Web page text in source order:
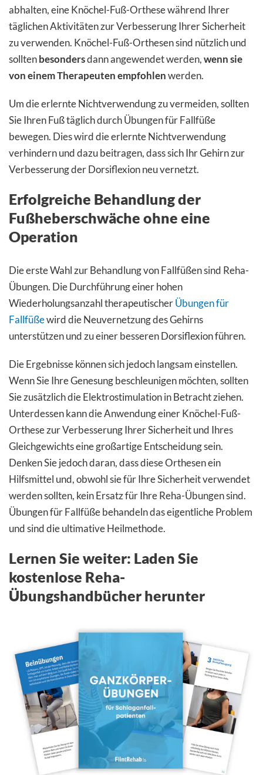
abhalten, eine Knöchel-Fuß-Orthese während Ihrer
täglichen Aktivitäten zur Verbesserung Ihrer Sicherheit
zu verwenden. Knöchel-Fuß-Orthesen sind nützlich und
solltenbesondersdann angewendet werden,wenn sie
von einem Therapeuten empfohlenwerden.
Um die erlernte Nichtverwendung zu vermeiden, sollten
Sie Ihren Fuß täglich durch Übungen für Fallfüße
bewegen. Dies wird die erlernte Nichtverwendung
verhindern und dazu beitragen, dass sich Ihr Gehirn zur
Verbesserung der Dorsiflexion neu vernetzt.
Erfolgreiche Behandlung der
Fußheberschwäche ohne eine
Operation
Die erste Wahl zur Behandlung von Fallfüßen sind Reha-
Übungen. Die Durchführung einer hohen
Wiederholungsanzahl therapeutischerÜbungen für
Fallfüßewird die Neuvernetzung des Gehirns
unterstützen und zu einer besseren Dorsiflexion führen.
Die Ergebnisse können sich jedoch langsam einstellen.
Wenn Sie Ihre Genesung beschleunigen möchten, sollten
Sie zusätzlich die Elektrostimulation in Betracht ziehen.
Unterdessen kann die Anwendung einer Knöchel-Fuß-
Orthese zur Verbesserung Ihrer Sicherheit und Ihres
Gleichgewichts eine großartige Entscheidung sein.
Denken Sie jedoch daran, dass diese Orthesen ein
Hilfsmittel und, obwohl sie für Ihre Sicherheit verwendet
werden sollten, kein Ersatz für Ihre Reha-Übungen sind.
Übungen für Fallfüße behandeln das eigentliche Problem
und sind die ultimative Heilmethode.
Lernen Sie weiter: Laden Sie
kostenlose Reha-
Übungshandbücher herunter